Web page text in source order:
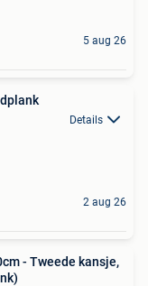
5 aug 26
Details
2 aug 26
- Tweede kansje,